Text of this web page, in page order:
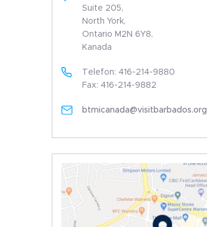
Suite 205,
North York,
Ontario M2N 6Y8,
Kanada
Telefon: 416-214-9880
Fax: 416-214-9882
btmicanada@visitbarbados.org